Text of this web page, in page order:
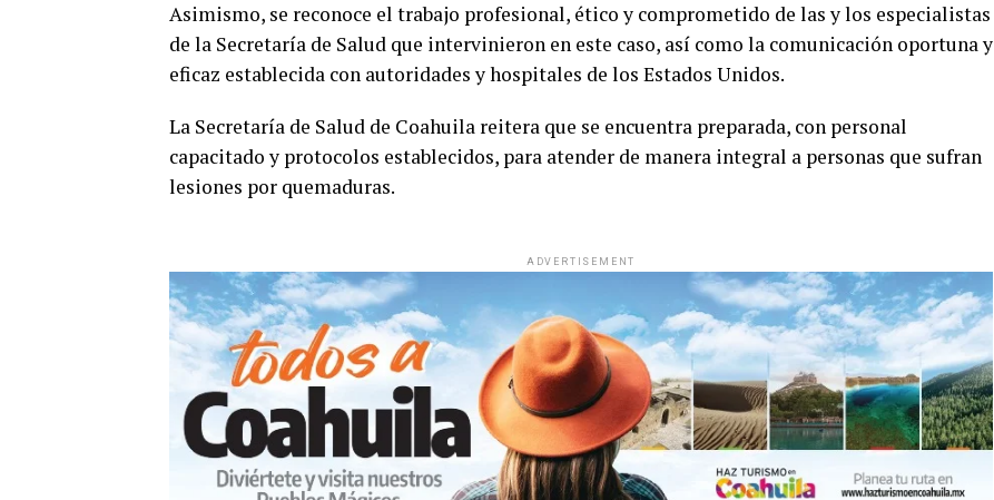
Asimismo, se reconoce el trabajo profesional, ético y comprometido de las y los especialistas
de la Secretaría de Salud que intervinieron en este caso, así como la comunicación oportuna y
eficaz establecida con autoridades y hospitales de los Estados Unidos.
La Secretaría de Salud de Coahuila reitera que se encuentra preparada, con personal
capacitado y protocolos establecidos, para atender de manera integral a personas que sufran
lesiones por quemaduras.
ADVERTISEMENT